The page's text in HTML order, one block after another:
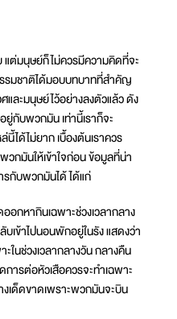
แต่มนุษย์ก็ไม่ควรมีความคิดที่จะ
มชาติได้มอบบทบาทที่สำคัญ
และมนุษย์ไว้อย่างลงตัวแล้ว ดัง
ยู่กับพวกมัน เท่านี้เราก็จะ
ได้ไม่ยาก เบื้องต้นเราควร
วกมันให้เข้าใจก่อน ข้อมูลที่น่า
รกับพวกมันได้ ได้แก่
อกหากินเฉพาะช่วงเวลากลาง
เข้าไปนอนพักอยู่ในรัง แสดงว่า
ในช่วงเวลากลางวัน กลางคืน
ารต่อหัวเสือควรจะทำเฉพาะ
งเด็ดขาดเพราะพวกมันจะบิน